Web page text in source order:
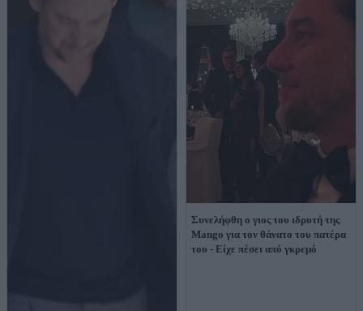
Συνελήφθη ο γιος του ιδρυτή της
Mango για τον θάνατο του πατέρα
του - Είχε πέσει από γκρεμό